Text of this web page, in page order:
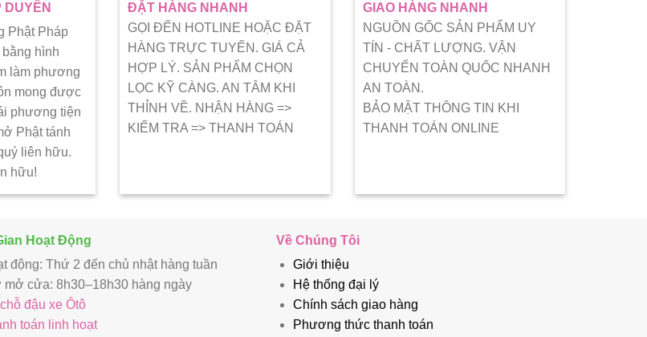
DUYÊN
Phật Pháp
hình
làm phương
mong được
phương tiện
Phật tánh
liên hữu.
hữu!
ĐẶT HÀNG NHANH
GỌI ĐẾN HOTLINE HOẶC ĐẶT
HÀNG TRỰC TUYẾN. GIÁ CẢ
HỢP LÝ. SẢN PHẨM CHỌN
LỌC KỸ CÀNG. AN TÂM KHI
THỈNH VỀ. NHẬN HÀNG =>
KIẾM TRA => THANH TOÁN
GIAO HÀNG NHANH
NGUỒN GỐC SẢN PHẨM UY
TÍN - CHẤT LƯỢNG. VẬN
CHUYỂN TOÀN QUỐC NHANH
AN TOÀN.
BẢO MẬT THÔNG TIN KHI
THANH TOÁN ONLINE
Hoạt Động
động: Thứ 2 đến chủ nhật hàng tuần
mở cửa: 8h30–18h30 hàng ngày
đậu xe Ôtô
toán linh hoạt
Về Chúng Tôi
Giới thiệu
Hệ thống đại lý
Chính sách giao hàng
Phương thức thanh toán